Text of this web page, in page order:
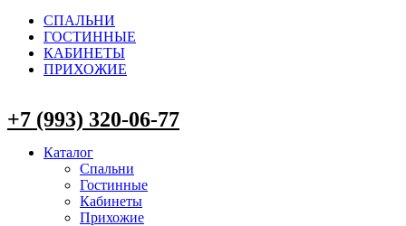
СПАЛЬНИ
ГОСТИННЫЕ
КАБИНЕТЫ
ПРИХОЖИЕ
+7 (993) 320-06-77
Каталог
Спальни
Гостинные
Кабинеты
Прихожие